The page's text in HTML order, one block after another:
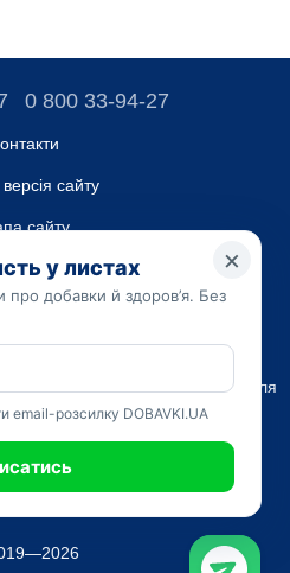
0 800 33-94-27
сайту
сайту
“ДО ЮА”,
45223262
14.09.2023
інформація носить виключно
нашу інформацію для
ваш Лікуючий лікар може
ШКІДЛИВИМ ДЛЯ ВАШОГО